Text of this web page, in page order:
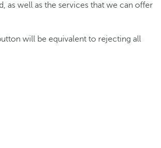
as well as the services that we can offer
will be equivalent to rejecting all